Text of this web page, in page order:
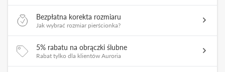
Bezpłatna korekta rozmiaru
Jak wybrać rozmiar pierścionka?
5% rabatu na obrączki ślubne
Rabat tylko dla klientów Auroria